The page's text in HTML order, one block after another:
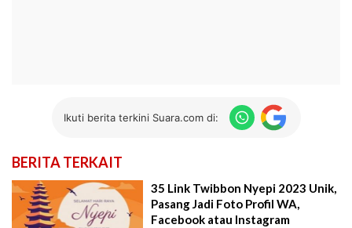
Ikuti berita terkini Suara.com di:
BERITA TERKAIT
35 Link Twibbon Nyepi 2023 Unik,
Pasang Jadi Foto Profil WA,
Facebook atau Instagram